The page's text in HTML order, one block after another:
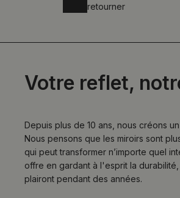
retourner
Votre reflet,
Depuis plus de 10 ans, nous créons
Nous pensons que les miroirs sont
qui peut transformer n’importe quel
offre en gardant à l'esprit la
plairont pendant des années.